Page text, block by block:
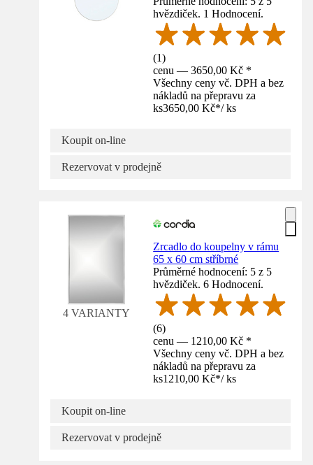
hvězdiček. 1 Hodnocení.
(1)
cenu — 3650,00 Kč *
Všechny ceny vč. DPH a bez
nákladů na přepravu za
ks3650,00 Kč*/ ks
Koupit on-line
Rezervovat v prodejně
4 VARIANTY
Zrcadlo do koupelny v rámu
65 x 60 cm stříbrné
Průměrné hodnocení: 5 z 5
hvězdiček. 6 Hodnocení.
(6)
cenu — 1210,00 Kč *
Všechny ceny vč. DPH a bez
nákladů na přepravu za
ks1210,00 Kč*/ ks
Koupit on-line
Rezervovat v prodejně